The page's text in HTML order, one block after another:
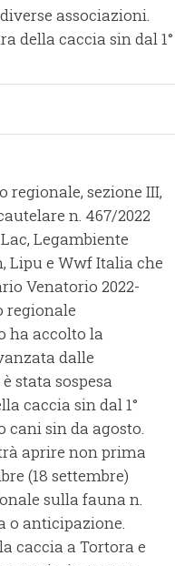
associazioni.
della caccia sin dal 1°
sezione III,
n. 467/2022
Legambiente
Lipu e Wwf Italia che
Venatorio 2022-
regionale
ha accolto la
dalle
stata sospesa
caccia sin dal 1°
cani sin da agosto.
aprire non prima
(18 settembre)
sulla fauna n.
o anticipazione.
caccia a Tortora e